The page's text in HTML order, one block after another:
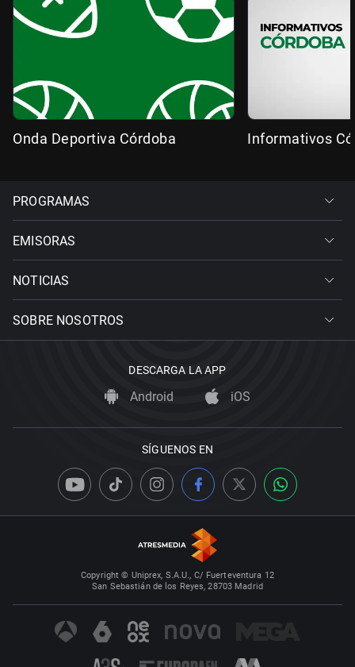
Onda Deportiva Córdoba Informativos
PROGRAMAS
EMISORAS
NOTICIAS
SOBRE NOSOTROS
DESCARGA LA APP
Android iOS
SÍGUENOS EN
Copyright © Uniprex, S.A.U., C/ Fuerteventura 12
San Sebastián de los Reyes, 28703 Madrid